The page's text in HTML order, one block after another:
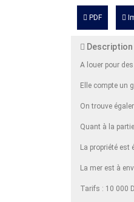
PDF
Description
A louer pour
Elle compte un
On trouve
Quant à la
La propriété est
La mer est à
Tarifs : 10 000